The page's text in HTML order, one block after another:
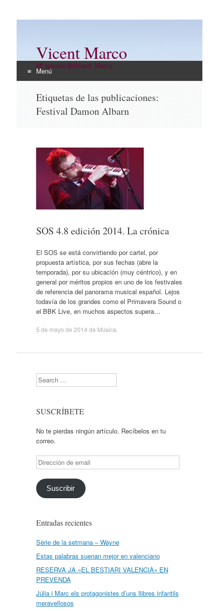
Vicent Marco
Mi opinión @Vicent_Marco
Menú
contenido
Etiquetas de las publicaciones:
Festival Damon Albarn
SOS 4.8 edición 2014. La crónica
El SOS se está convirtiendo por cartel, por
propuesta artística, por sus fechas (abre la
temporada), por su ubicación (muy céntrico), y en
general por méritos propios en uno de los festivales
de referencia del panorama musical español. Lejos
todavía de los grandes como el Primavera Sound o
el BBK Live, en muchos aspectos supera…
5 de mayo de 2014 de Música
Search
SUSCRÍBETE
No te pierdas ningún artículo. Recíbelos en tu
correo.
Dirección
de
email
Suscribir
Entradas recientes
Sèrie de la setmana – Wayne
Estas palabras suenan mejor en valenciano
RESERVA JA «EL BESTIARI VALENCIÀ» EN
PREVENDA
Júlia i Marc els protagonistes d’uns llibres infantils
meravellosos